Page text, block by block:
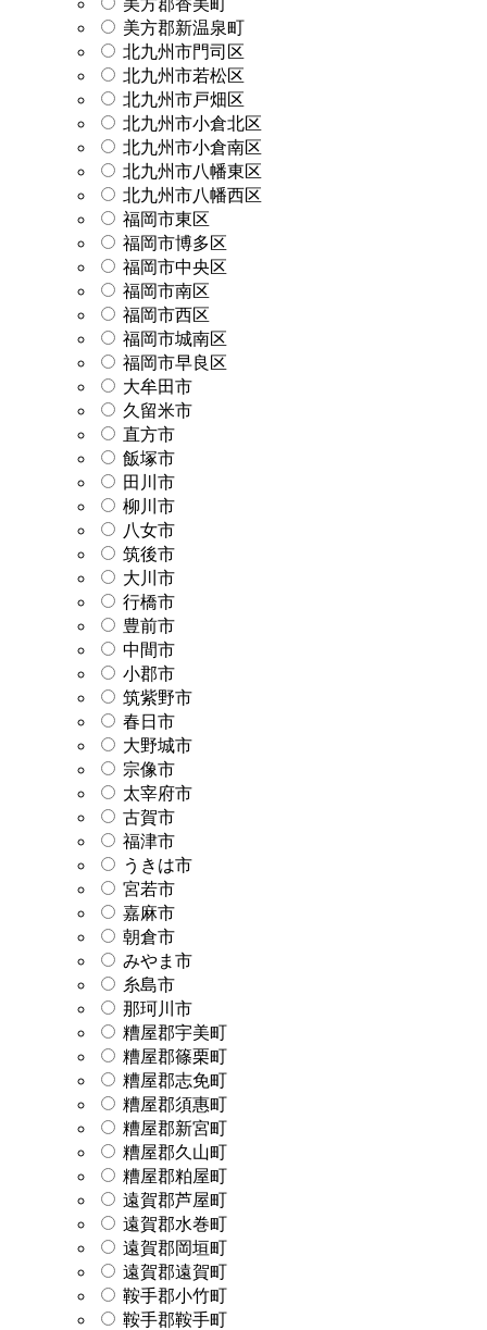
美方郡新温泉町
北九州市門司区
北九州市若松区
北九州市戸畑区
北九州市小倉北区
北九州市小倉南区
北九州市八幡東区
北九州市八幡西区
福岡市東区
福岡市博多区
福岡市中央区
福岡市南区
福岡市西区
福岡市城南区
福岡市早良区
大牟田市
久留米市
直方市
飯塚市
田川市
柳川市
八女市
筑後市
大川市
行橋市
豊前市
中間市
小郡市
筑紫野市
春日市
大野城市
宗像市
太宰府市
古賀市
福津市
うきは市
宮若市
嘉麻市
朝倉市
みやま市
糸島市
那珂川市
糟屋郡宇美町
糟屋郡篠栗町
糟屋郡志免町
糟屋郡須惠町
糟屋郡新宮町
糟屋郡久山町
糟屋郡粕屋町
遠賀郡芦屋町
遠賀郡水巻町
遠賀郡岡垣町
遠賀郡遠賀町
鞍手郡小竹町
鞍手郡鞍手町